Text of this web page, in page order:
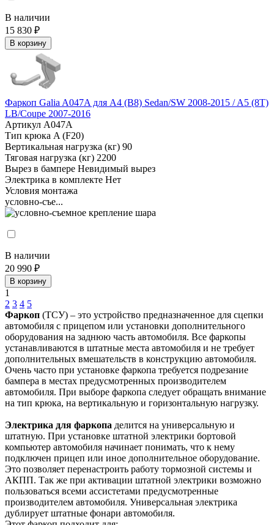
В наличии
15 830 ₽
В корзину
Фаркоп Galia A047A для A4 (B8) Sedan/SW 2008-2015 / A5 (8T)
LB/Coupe 2007-2016
Артикул A047A
Тип крюка A (F20)
Вертикальная нагрузка (кг) 90
Тяговая нагрузка (кг) 2200
Вырез в бампере Невидимый вырез
Электрика в комплекте Нет
Условия монтажа
условно-съе...
В наличии
20 990 ₽
В корзину
1
2 3 4 5
Фаркоп (ТСУ) – это устройство предназначенное для сцепки
автомобиля с прицепом или установки дополнительного
оборудования на заднюю часть автомобиля. Все фаркопы
устанавливаются в штатные места автомобиля и не требует
дополнительных вмешательств в конструкцию автомобиля.
Очень часто при установке фаркопа требуется подрезание
бампера в местах предусмотренных производителем
автомобиля. При выборе фаркопа следует обращать внимание
на тип крюка, на вертикальную и горизонтальную нагрузку.
Электрика для фаркопа делится на универсальную и
штатную. При установке штатной электрики бортовой
компьютер автомобиля начинает понимать, что к нему
подключен прицеп или иное дополнительное оборудование.
Это позволяет перенастроить работу тормозной системы и
АКПП. Так же при активации штатной электрики возможно
пользоваться всеми ассистетами предусмотренные
производителем автомобиля. Универсальная электрика
дублирует штатные фонари автомобиля.